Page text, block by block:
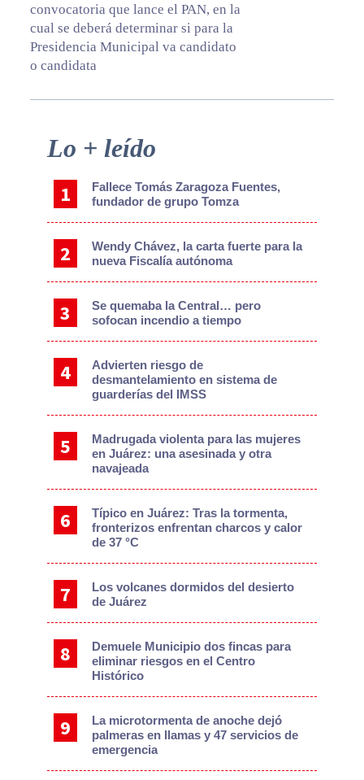
convocatoria que lance el PAN, en la
cual se deberá determinar si para la
Presidencia Municipal va candidato
o candidata
Primary
Lo + leído
Fallece Tomás Zaragoza Fuentes,
fundador de grupo Tomza
Wendy Chávez, la carta fuerte para la
nueva Fiscalía autónoma
Se quemaba la Central… pero
sofocan incendio a tiempo
Advierten riesgo de
desmantelamiento en sistema de
guarderías del IMSS
Madrugada violenta para las mujeres
en Juárez: una asesinada y otra
navajeada
Típico en Juárez: Tras la tormenta,
fronterizos enfrentan charcos y calor
de 37 °C
Los volcanes dormidos del desierto
de Juárez
Demuele Municipio dos fincas para
eliminar riesgos en el Centro
Histórico
La microtormenta de anoche dejó
palmeras en llamas y 47 servicios de
emergencia